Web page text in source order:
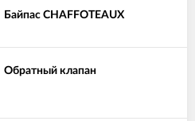
Байпас CHAFFOTEAUX
Обратный клапан